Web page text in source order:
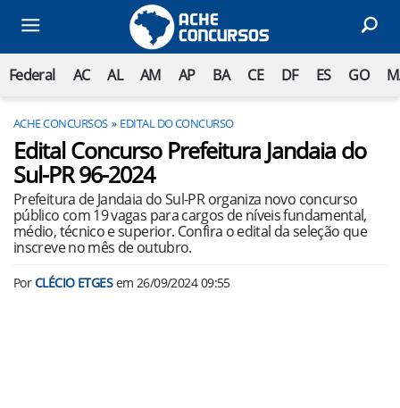
Federal AC AL AM AP BA CE DF ES GO
ACHE CONCURSOS EDITAL DO CONCURSO
Edital Concurso Prefeitura Jandaia do
Sul-PR 96-2024
Prefeitura de Jandaia do Sul-PR organiza novo concurso
público com 19 vagas para cargos de níveis fundamental,
médio, técnico e superior. Confira o edital da seleção que
inscreve no mês de outubro.
PorCLÉCIO ETGESem 26/09/2024 09:55